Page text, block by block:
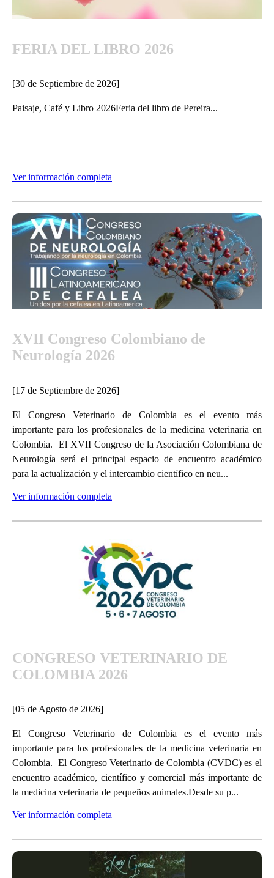
FERIA DEL LIBRO 2026
[30 de Septiembre de 2026]
Paisaje, Café y Libro 2026Feria del libro de Pereira...
Ver información completa
XVII Congreso Colombiano de
Neurología 2026
[17 de Septiembre de 2026]
El Congreso Veterinario de Colombia es el evento más
importante para los profesionales de la medicina veterinaria en
Colombia. El XVII Congreso de la Asociación Colombiana de
Neurología será el principal espacio de encuentro académico
para la actualización y el intercambio científico en neu...
Ver información completa
CONGRESO VETERINARIO DE
COLOMBIA 2026
[05 de Agosto de 2026]
El Congreso Veterinario de Colombia es el evento más
importante para los profesionales de la medicina veterinaria en
Colombia. El Congreso Veterinario de Colombia (CVDC) es el
encuentro académico, científico y comercial más importante de
la medicina veterinaria de pequeños animales.Desde su p...
Ver información completa